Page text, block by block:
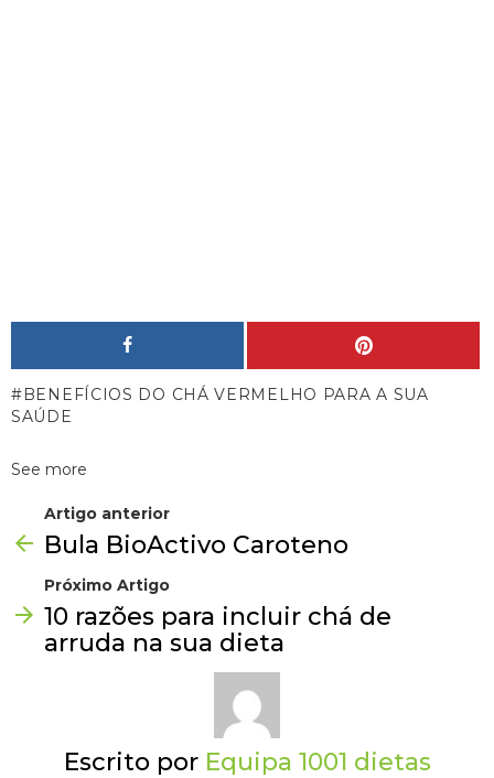
BENEFÍCIOS DO CHÁ VERMELHO PARA A SUA
SAÚDE
See more
Artigo anterior
Bula BioActivo Caroteno
Próximo Artigo
10 razões para incluir chá de
arruda na sua dieta
Escrito por Equipa 1001 dietas